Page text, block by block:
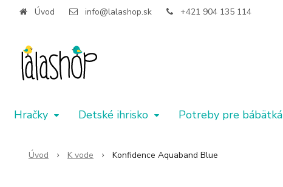
Úvod info@lalashop.sk +421 904 135 114
Hračky Detské ihrisko Potreby pre bábätká
Úvod K vode Konfidence Aquaband Blue